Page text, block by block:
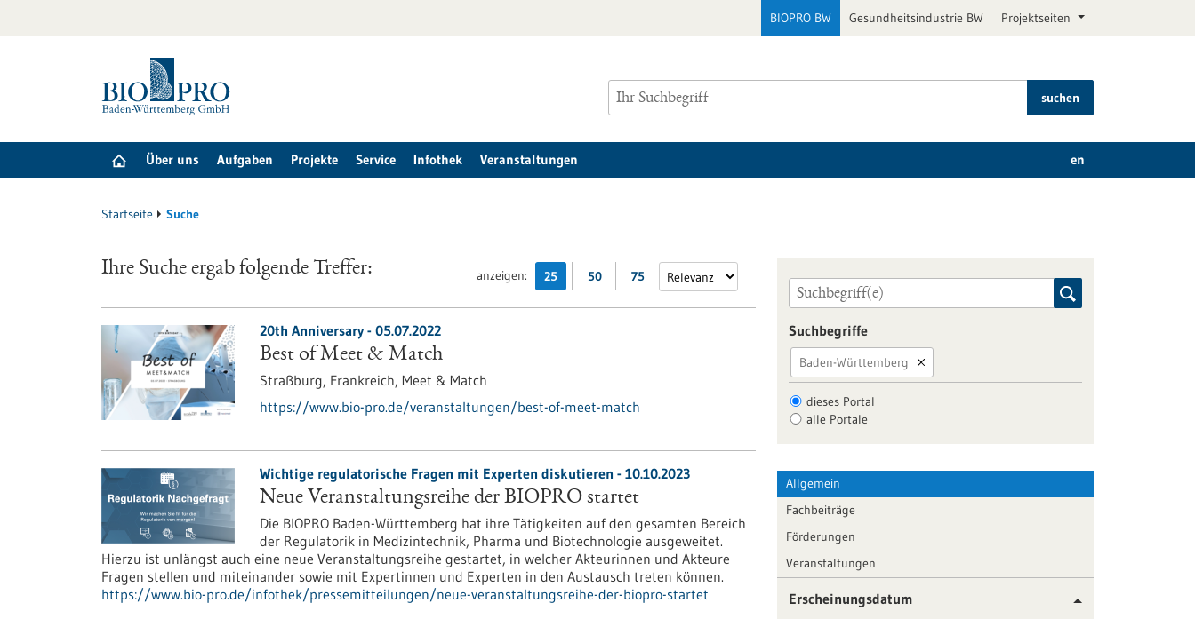
BIOPRO BW Gesundheitsindustrie BW Projektseiten
suchen
Über uns Aufgaben Projekte Service Infothek Veranstaltungen en
Startseite Suche
anzeigen: 25 50 75
Ihre Suche ergab folgende Treffer:
20th Anniversary - 05.07.2022
Best of Meet & Match
Straßburg, Frankreich, Meet & Match
https://www.bio-pro.de/veranstaltungen/best-of-meet-match
Wichtige regulatorische Fragen mit Experten diskutieren - 10.10.2023
Neue Veranstaltungsreihe der BIOPRO startet
Die BIOPRO Baden-Württemberg hat ihre Tätigkeiten auf den gesamten Bereich
der Regulatorik in Medizintechnik, Pharma und Biotechnologie ausgeweitet.
Hierzu ist unlängst auch eine neue Veranstaltungsreihe gestartet, in welcher Akteurinnen und Akteure
Fragen stellen und miteinander sowie mit Expertinnen und Experten in den Austausch treten können.
https://www.bio-pro.de/infothek/pressemitteilungen/neue-veranstaltungsreihe-der-biopro-startet
Suchbegriffe
Baden-Württemberg
dieses Portal
alle Portale
Allgemein
Fachbeiträge
Förderungen
Veranstaltungen
Erscheinungsdatum